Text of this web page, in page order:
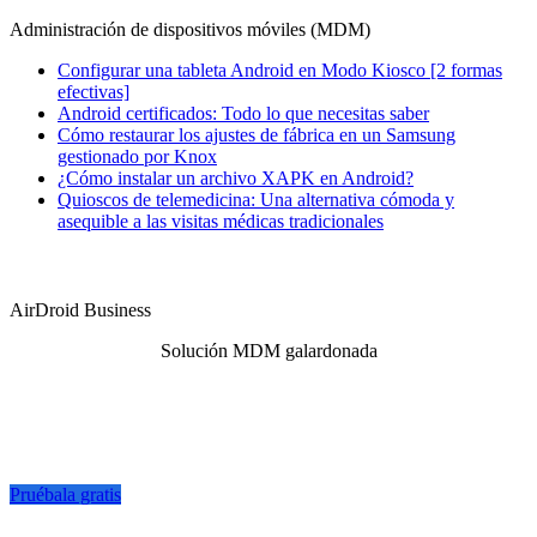
Administración de dispositivos móviles (MDM)
Configurar una tableta Android en Modo Kiosco [2 formas
efectivas]
Android certificados: Todo lo que necesitas saber
Cómo restaurar los ajustes de fábrica en un Samsung
gestionado por Knox
¿Cómo instalar un archivo XAPK en Android?
Quioscos de telemedicina: Una alternativa cómoda y
asequible a las visitas médicas tradicionales
AirDroid Business
Solución MDM galardonada
Pruébala gratis